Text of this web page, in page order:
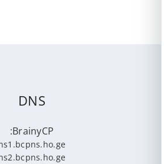
DNS
BrainyCP:
ns1.bcpns.ho.ge
ns2.bcpns.ho.ge